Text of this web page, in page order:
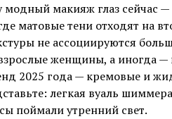
макияж глаз сейчас
матовые тени отходят на
не ассоциируются
женщины, а иногда
2025 года — кремовые и
легкая вуаль
поймали утренний свет.